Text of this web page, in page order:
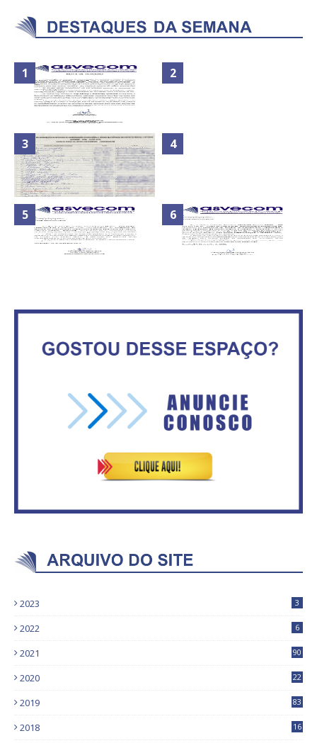
Nota de Repúdio: A violência
praticada contra os jornalistas
Secretaria da Fazenda abre 120
Maior São João do Cerrado
ASVECOM: Renúncia Ana Neves
ASVECOM: RENÚNCIA DO
PRESIDENTE EDVALDO BRITO
2023 3
2022 6
2021 90
2020
22
2019
83
2018
16